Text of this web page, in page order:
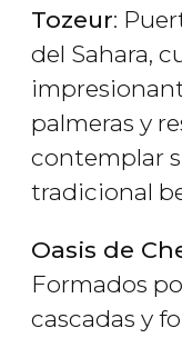
Tozeur:
del Sahara,
palmeras y
contemplar
tradicional
Oasis de
Formados
cascadas y